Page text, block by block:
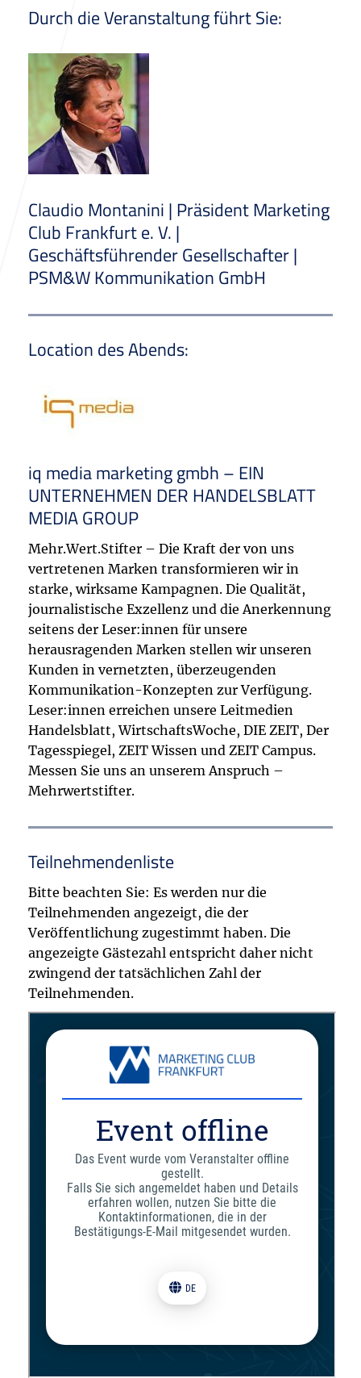
Durch die Veranstaltung führt Sie:
Claudio Montanini | Präsident Marketing
Club Frankfurt e. V. |
Geschäftsführender Gesellschafter |
PSM&W Kommunikation GmbH
Location des Abends:
iq media marketing gmbh – EIN
UNTERNEHMEN DER HANDELSBLATT
MEDIA GROUP
Mehr.Wert.Stifter – Die Kraft der von uns
vertretenen Marken transformieren wir in
starke, wirksame Kampagnen. Die Qualität,
journalistische Exzellenz und die Anerkennung
seitens der Leser:innen für unsere
herausragenden Marken stellen wir unseren
Kunden in vernetzten, überzeugenden
Kommunikation-Konzepten zur Verfügung.
Leser:innen erreichen unsere Leitmedien
Handelsblatt, WirtschaftsWoche, DIE ZEIT, Der
Tagesspiegel, ZEIT Wissen und ZEIT Campus.
Messen Sie uns an unserem Anspruch –
Mehrwertstifter.
Teilnehmendenliste
Bitte beachten Sie: Es werden nur die
Teilnehmenden angezeigt, die der
Veröffentlichung zugestimmt haben. Die
angezeigte Gästezahl entspricht daher nicht
zwingend der tatsächlichen Zahl der
Teilnehmenden.